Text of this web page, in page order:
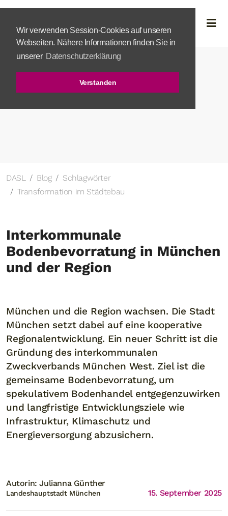
Wir verwenden Session-Cookies auf unseren
Webseiten. Nähere Informationen finden Sie in
unserer Datenschutzerklärung
Verstanden
DASL Blog
Schlagwörter
Transformation im Städtebau
Interkommunale
Bodenbevorratung in München
und der Region
München und die Region wachsen. Die Stadt
München setzt dabei auf eine kooperative
Regionalentwicklung. Ein neuer Schritt ist die
Gründung des interkommunalen
Zweckverbands München West. Ziel ist die
gemeinsame Bodenbevorratung, um
spekulativem Bodenhandel entgegenzuwirken
und langfristige Entwicklungsziele wie
Infrastruktur, Klimaschutz und
Energieversorgung abzusichern.
Autorin: Julianna Günther
Landeshauptstadt München 15. September 2025